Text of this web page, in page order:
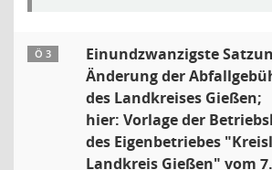
Ö 3
Einundzwanzigste
Änderung der
des Landkreises Gießen;
hier: Vorlage der
des Eigenbetriebes
Landkreis Gießen" vom